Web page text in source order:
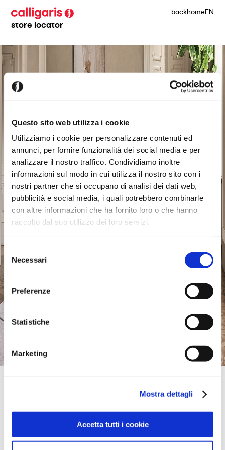
Questo sito web utilizza i cookie
Utilizziamo i cookie per personalizzare contenuti ed
annunci, per fornire funzionalità dei social media e per
analizzare il nostro traffico. Condividiamo inoltre
informazioni sul modo in cui utilizza il nostro sito con i
nostri partner che si occupano di analisi dei dati web,
pubblicità e social media, i quali potrebbero combinarle
con altre informazioni che ha fornito loro o che hanno
raccolto dal suo utilizzo dei loro servizi.
Selezione
del
consenso
Necessari
Preferenze
Statistiche
Marketing
Mostra dettagli
Accetta tutti i cookie
store locator
backhomeEN
Designer Sofas Cardiff | Cardiff
CF23 8NL, CARDIFF, Cardiff, United Kingdom
Sunday: 11:00 AM - 05:00 PM
take me here